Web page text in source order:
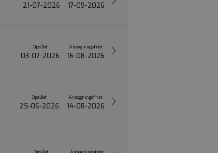
21-07-2026 17-09-2026
Opslået
03-07-2026
Ansøgningsfrist
16-08-2026
Opslået
25-06-2026
Ansøgningsfrist
14-08-2026